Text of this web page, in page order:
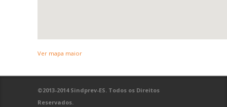
Ver mapa maior
©2013-2014 Sindprev-ES. Todos os Direitos
Reservados.